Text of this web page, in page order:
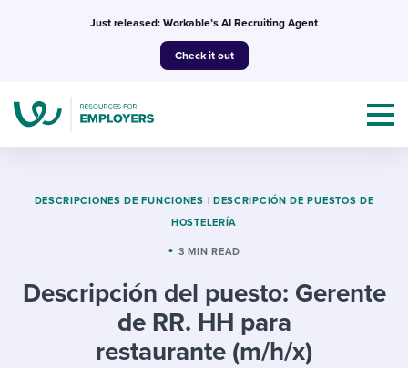
Just released: Workable’s AI Recruiting Agent
Check it out
Topics
I NEED HELP WITH...
Templates & Guides
I’m a jobseeker
DESCRIPCIONES DE FUNCIONES | DESCRIPCIÓN DE PUESTOS DE
HOSTELERÍA
3 MIN READ
Descripción del puesto: Gerente
de RR. HH para
restaurante (m/h/x)